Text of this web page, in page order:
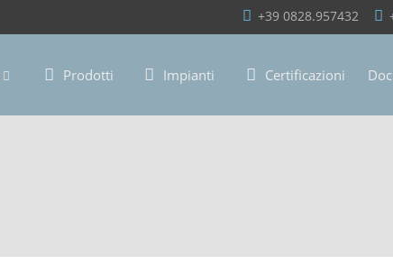
+39 0828.957432
Prodotti Impianti Certificazioni